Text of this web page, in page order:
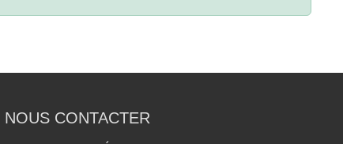
NOUS CONTACTER